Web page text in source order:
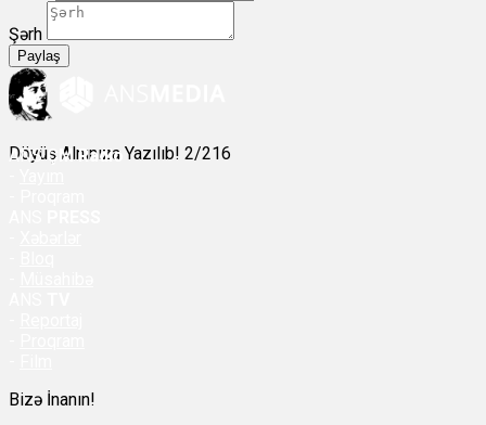
Şərh
Paylaş
Döyüş Alnınıza Yazılıb! 2/216
ANSÇM Radio
Bizə İnanın!